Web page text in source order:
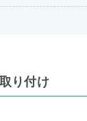
り付け